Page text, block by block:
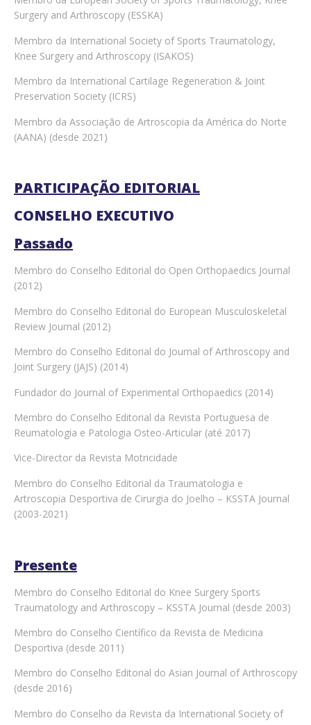
Surgery and Arthroscopy (ESSKA)
Membro da International Society of Sports Traumatology,
Knee Surgery and Arthroscopy (ISAKOS)
Membro da International Cartilage Regeneration & Joint
Preservation Society (ICRS)
Membro da Associação de Artroscopia da América do Norte
(AANA) (desde 2021)
PARTICIPAÇÃO EDITORIAL
CONSELHO EXECUTIVO
Passado
Membro do Conselho Editorial do Open Orthopaedics Journal
(2012)
Membro do Conselho Editorial do European Musculoskeletal
Review Journal (2012)
Membro do Conselho Editorial do Journal of Arthroscopy and
Joint Surgery (JAJS) (2014)
Fundador do Journal of Experimental Orthopaedics (2014)
Membro do Conselho Editorial da Revista Portuguesa de
Reumatologia e Patologia Osteo-Articular (até 2017)
Vice-Director da Revista Motricidade
Membro do Conselho Editorial da Traumatologia e
Artroscopia Desportiva de Cirurgia do Joelho – KSSTA Journal
(2003-2021)
Presente
Membro do Conselho Editorial do Knee Surgery Sports
Traumatology and Arthroscopy – KSSTA Journal (desde 2003)
Membro do Conselho Científico da Revista de Medicina
Desportiva (desde 2011)
Membro do Conselho Editorial do Asian Journal of Arthroscopy
(desde 2016)
Membro do Conselho da Revista da International Society of